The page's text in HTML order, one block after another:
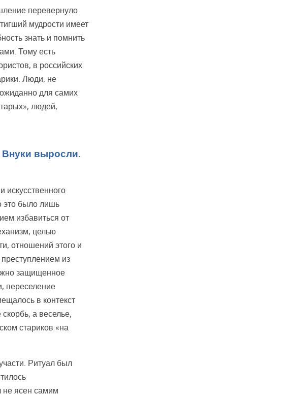
перевернуло
мудрости имеет
знать и помнить
Тому есть
в российских
Люди, не
для самих
людей,
Внуки выросли.
искусственного
это было лишь
избавиться от
целью
отношений этого и
из
защищенное
переселение
в контекст
а веселье,
стариков «на
Ритуал был
не ясен самим